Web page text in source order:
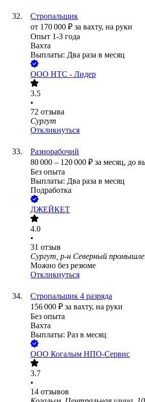
Стропальщик
от 170 000 ₽ за вахту, на руки
Опыт 1-3 года
Вахта
Выплаты: Два раза в месяц
ООО НТС - Лидер
3.5
•
72 отзыва
Сургут
Откликнуться
Разнорабочий
80 000 – 120 000 ₽ за месяц, до
Без опыта
Выплаты: Два раза в месяц
Подработка
ДЖЕЙКЕТ
4.0
•
31 отзыв
Сургут, р-н Северный
Можно без резюме
Откликнуться
Стропальщик 4 разряда
156 000 ₽ за вахту, на руки
Без опыта
Вахта
Выплаты: Раз в месяц
ООО Когалым НПО-Сервис
3.7
•
14 отзывов